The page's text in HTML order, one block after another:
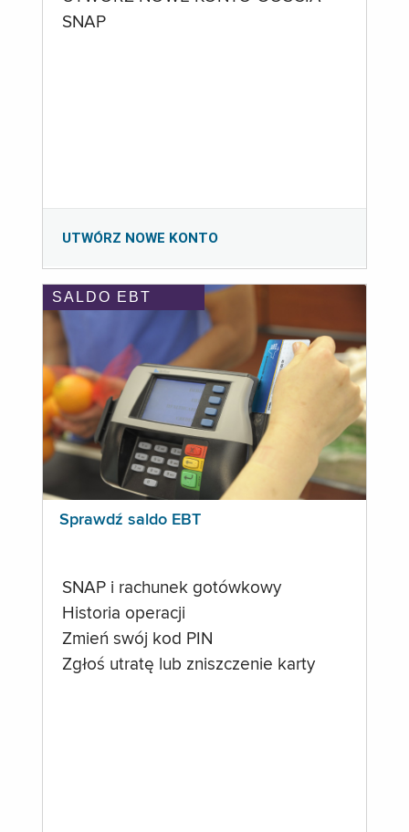
SNAP
UTWÓRZ NOWE KONTO
SALDO EBT
Sprawdź saldo EBT
SNAP i rachunek gotówkowy
Historia operacji
Zmień swój kod PIN
Zgłoś utratę lub zniszczenie karty